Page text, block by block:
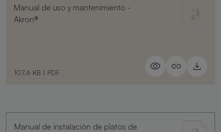
Manual de uso y mantenimiento -
Akron®
107.6 KB | PDF
Manual de instalación de platos de